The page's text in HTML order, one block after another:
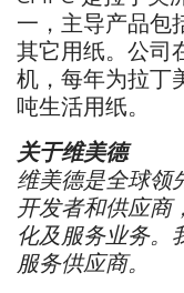
一，主导产品包
其它用纸。公司
机，每年为拉丁
吨生活用纸。
关于维美德
维美德是全球领
开发者和供应商
化及服务业务。
服务供应商。